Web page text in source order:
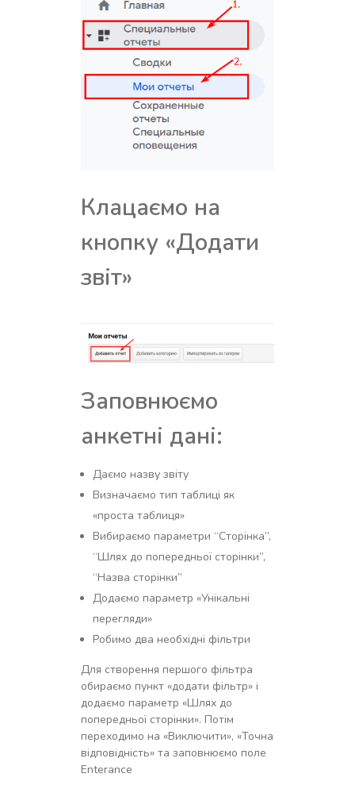
Клацаємо на
кнопку «Додати
звіт»
Заповнюємо
анкетні дані:
Даємо назву звіту
Визначаємо тип таблиці як
«проста таблиця»
Вибираємо параметри “Сторінка”,
“Шлях до попередньої сторінки”,
“Назва сторінки”
Додаємо параметр «Унікальні
перегляди»
Робимо два необхідні фільтри
Для створення першого фільтра
обираємо пункт «додати фільтр» і
додаємо параметр «Шлях до
попередньої сторінки». Потім
переходимо на «Виключити», «Точна
відповідність» та заповнюємо поле
Enterance